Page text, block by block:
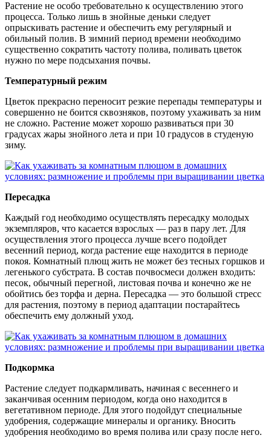
Растение не особо требовательно к осуществлению этого
процесса. Только лишь в знойные деньки следует
опрыскивать растение и обеспечить ему регулярный и
обильный полив. В зимний период времени необходимо
существенно сократить частоту полива, поливать цветок
нужно по мере подсыхания почвы.
Температурный режим
Цветок прекрасно переносит резкие перепады температуры и
совершенно не боится сквозняков, поэтому ухаживать за ним
не сложно. Растение может хорошо развиваться при 30
градусах жары знойного лета и при 10 градусов в студеную
зиму.
Пересадка
Каждый год необходимо осуществлять пересадку молодых
экземпляров, что касается взрослых — раз в пару лет. Для
осуществления этого процесса лучше всего подойдет
весенний период, когда растение еще находится в периоде
покоя. Комнатный плющ жить не может без тесных горшков и
легенького субстрата. В состав почвосмеси должен входить:
песок, обычный перегной, листовая почва и конечно же не
обойтись без торфа и дерна. Пересадка — это большой стресс
для растения, поэтому в период адаптации постарайтесь
обеспечить ему должный уход.
Подкормка
Растение следует подкармливать, начиная с весеннего и
заканчивая осенним периодом, когда оно находится в
вегетативном периоде. Для этого подойдут специальные
удобрения, содержащие минералы и органику. Вносить
удобрения необходимо во время полива или сразу после него.